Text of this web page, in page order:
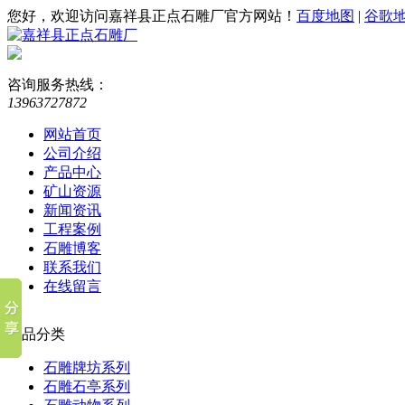
您好，欢迎访问嘉祥县正点石雕厂官方网站！ 百度地图 | 谷歌
咨询服务热线：
13963727872
网站首页
公司介绍
产品中心
矿山资源
新闻资讯
工程案例
石雕博客
联系我们
在线留言
产品分类
石雕牌坊系列
石雕石亭系列